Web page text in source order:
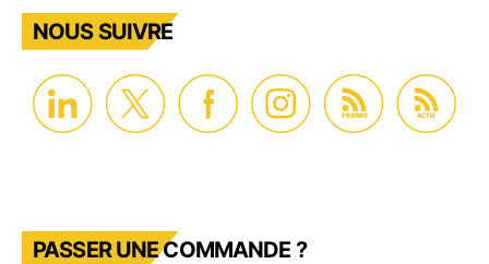
NOUS SUIVRE
PROMO ACTU
PASSER UNE COMMANDE ?